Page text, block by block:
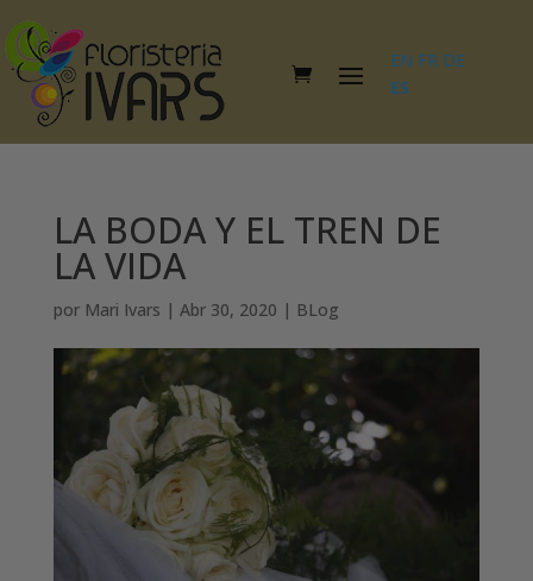
EN FR DE
ES
LA BODA Y EL TREN DE
LA VIDA
por Mari Ivars | Abr 30, 2020 | BLog